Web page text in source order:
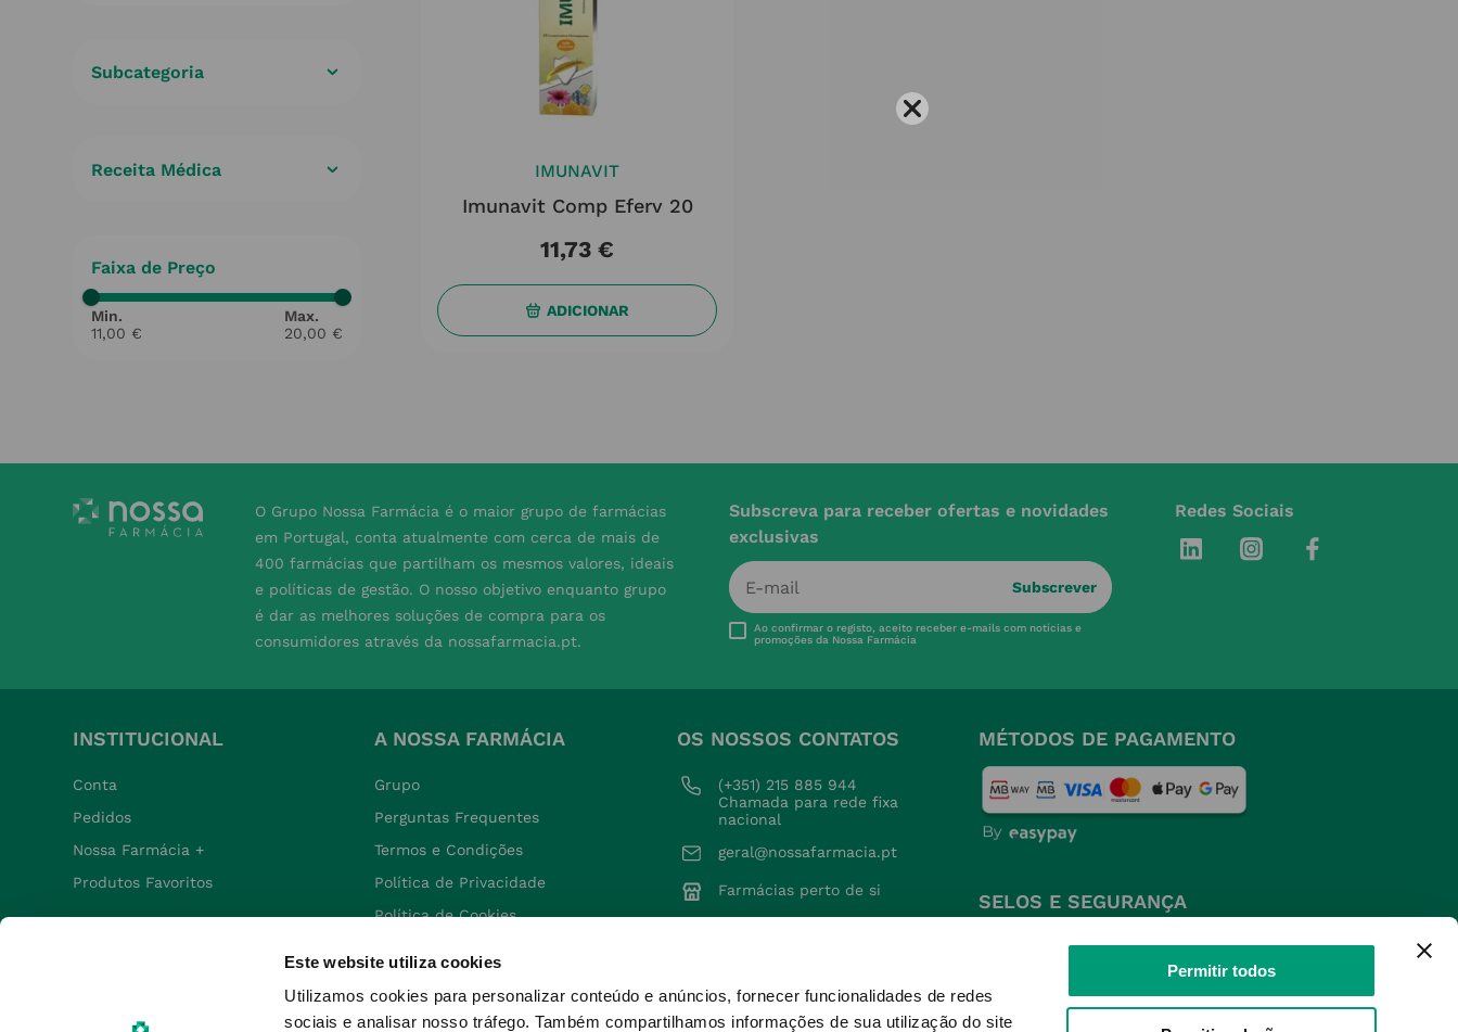
Este website utiliza cookies
Utilizamos cookies para personalizar conteúdo e anúncios, fornecer funcionalidades de redes
sociais e analisar nosso tráfego.Também compartilhamos informações de sua utilização do site
Permitir todos
Subcategoria
Receita Médica
Faixa de Preço
11,00 € 20,00 €
IMUNAVIT
Imunavit Comp Eferv 20
11,73 €
ADICIONAR
O Grupo Nossa Farmácia é o maior grupo de farmácias
em Portugal, conta atualmente com cerca de mais de
400 farmácias que partilham os mesmos valores, ideais
e políticas de gestão. O nosso objetivo enquanto grupo
é dar as melhores soluções de compra para os
consumidores através da nossafarmacia.pt.
Subscreva para receber ofertas e novidades
exclusivas
Subscrever
Ao confirmar o registo, aceito receber e-mails com notícias e
promoções da Nossa Farmácia
Redes Sociais
INSTITUCIONAL
Conta
Pedidos
Nossa Farmácia +
Produtos Favoritos
A NOSSA FARMÁCIA
Grupo
Perguntas Frequentes
Termos e Condições
Política de Privacidade
Política de Cookies
OS NOSSOS CONTATOS
(+351) 215 885 944
Chamada para rede fixa
nacional
geral@nossafarmacia.pt
Farmácias perto de si
MÉTODOS DE PAGAMENTO
SELOS E SEGURANÇA